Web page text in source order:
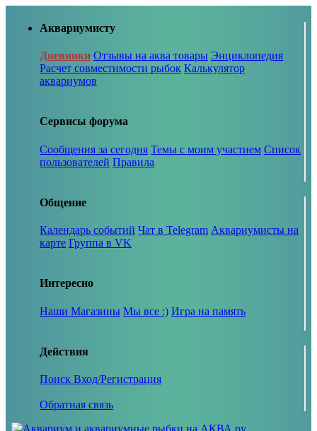
Аквариумисту
Дневники Отзывы на аква товары Энциклопедия
Расчет совместимости рыбок Калькулятор
аквариумов
Сервисы форума
Сообщения за сегодня Темы с моим участием Список
пользователей Правила
Общение
Календарь событий Чат в Telegram Аквариумисты на
карте Группа в VK
Интересно
Наши Магазины Мы все :) Игра на память
Действия
Поиск Вход/Регистрация
Обратная связь